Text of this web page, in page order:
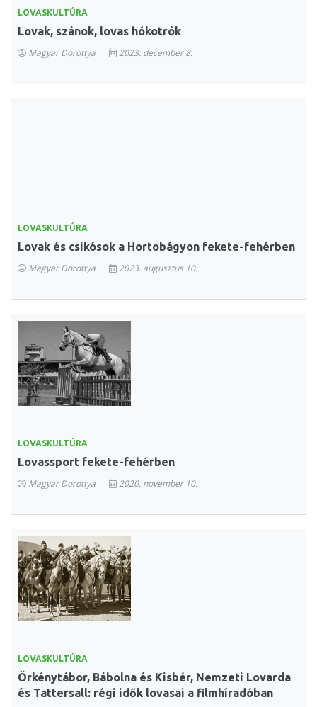
LOVASKULTÚRA
Lovak, szánok, lovas hókotrók
Magyar Dorottya 2023. december 8.
LOVASKULTÚRA
Lovak és csikósok a Hortobágyon fekete-fehérben
Magyar Dorottya 2023. augusztus 10.
LOVASKULTÚRA
Lovassport fekete-fehérben
Magyar Dorottya 2020. november 10.
LOVASKULTÚRA
Örkénytábor, Bábolna és Kisbér, Nemzeti Lovarda
és Tattersall: régi idők lovasai a filmhíradóban